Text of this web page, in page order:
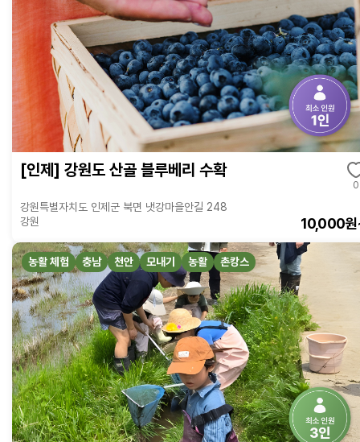
[인제] 강원도 산골 블루베리 수확
0
강원특별자치도 인제군 북면 냇강마을안길 248
강원
10,000
농활 체험 충남 천안 모내기 농활 촌캉스